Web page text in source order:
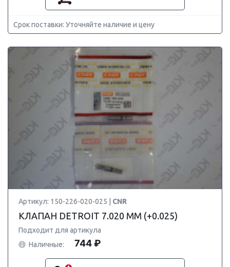
Срок поставки: Уточняйте наличие и цену
Артикул: 150-226-020-025 | CNR
КЛАПАН DETROIT 7.020 ММ (+0.025)
Подходит для артикула
Наличные:
744 ₽